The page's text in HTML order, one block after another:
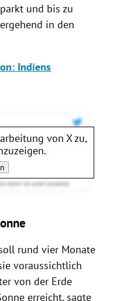
und bis zu
in den
Indiens
von Xzu,
rund vier Monate
voraussichtlich
von der Erde
erreicht, sagte